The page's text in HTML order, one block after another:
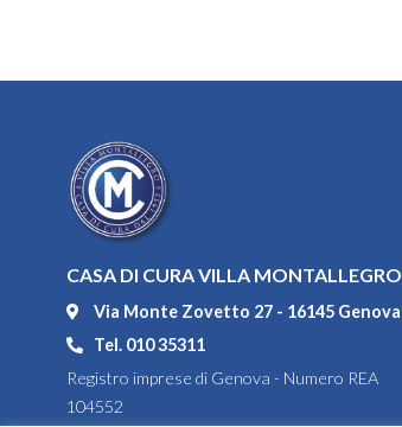
CASA DI CURA VILLA MONTALLEGRO
Via Monte Zovetto 27 - 16145 Genova
Tel. 010 35311
Registro imprese di Genova - Numero REA
104552